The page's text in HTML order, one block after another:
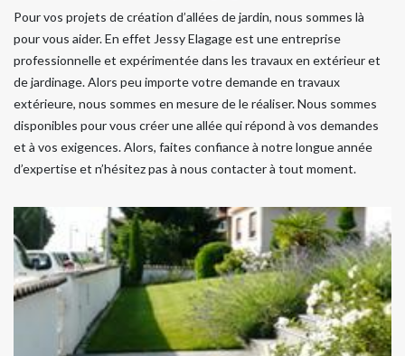
Pour vos projets de création d’allées de jardin, nous sommes là
pour vous aider. En effet Jessy Elagage est une entreprise
professionnelle et expérimentée dans les travaux en extérieur et
de jardinage. Alors peu importe votre demande en travaux
extérieure, nous sommes en mesure de le réaliser. Nous sommes
disponibles pour vous créer une allée qui répond à vos demandes
et à vos exigences. Alors, faites confiance à notre longue année
d’expertise et n’hésitez pas à nous contacter à tout moment.